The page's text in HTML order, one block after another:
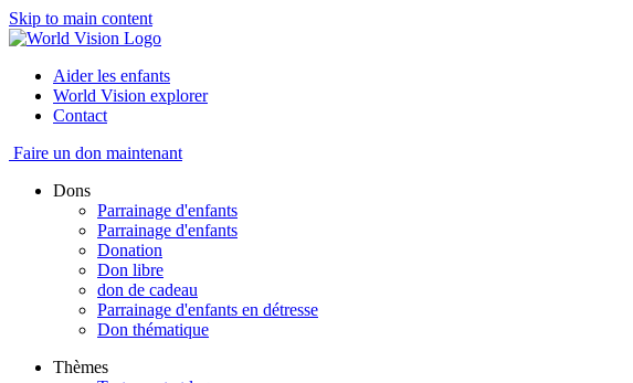
Skip to main content
Aider les enfants
World Vision explorer
Contact
Faire un don maintenant
Dons
Parrainage d'enfants
Parrainage d'enfants
Donation
Don libre
don de cadeau
Parrainage d'enfants en détresse
Don thématique
Thèmes